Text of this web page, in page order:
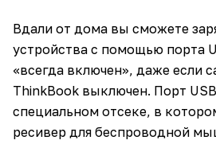
Вдали от дома вы сможете
устройства с помощью порта
«всегда включен», даже если
ThinkBook выключен. Порт
специальном отсеке, в
ресивер для беспроводной